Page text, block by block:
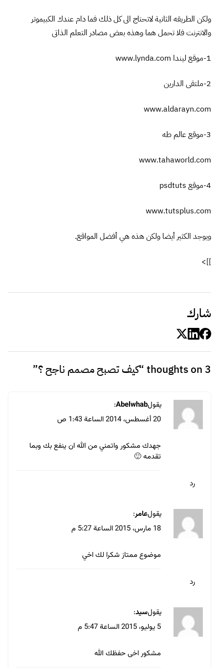
ولكن الطريقه الثانية لاتحتاج الى كل ذلك فما دام عندك الكبيموتر
والانترنت فلا تحمل هما وهذه بعض مصادر التعلم الذاتى
1-موقع ليندا www.lynda.com
2-ملتقى الدارين
www.aldarayn.com
3-موقع عالم طه
www.tahaworld.com
4-موقع psdtuts
www.tutsplus.com
ويوجد الكثير أيضا ولكن هذه هي أفضل المواقع.
]]>
شارك
3 thoughts on “ كيف تصبح مصمم ناجح ؟”
يقولAbelwhab
:
20 أغسطس، 2014 الساعة 1:43 ص
جهدك مشكور واتمني من الله ان ينفع بك وبما
تقدمه 🙂
رد
يقولعامر:
18 مارس، 2015 الساعة 5:27 م
موضوع ممتاز شكرا لك اخي
رد
يقولسيد:
5 يوليو، 2015 الساعة 5:47 م
مشكور اخى حفظك الله